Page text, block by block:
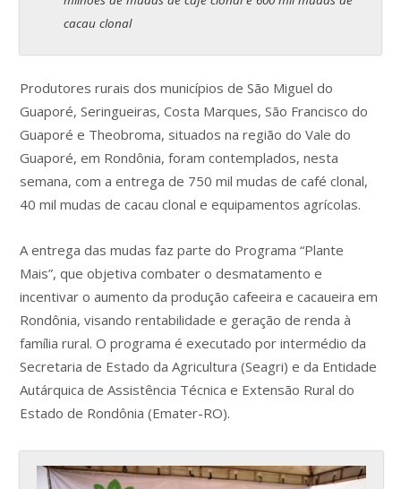
cacau clonal
Produtores rurais dos municípios de São Miguel do
Guaporé, Seringueiras, Costa Marques, São Francisco do
Guaporé e Theobroma, situados na região do Vale do
Guaporé, em Rondônia, foram contemplados, nesta
semana, com a entrega de 750 mil mudas de café clonal,
40 mil mudas de cacau clonal e equipamentos agrícolas.
A entrega das mudas faz parte do Programa “Plante
Mais”, que objetiva combater o desmatamento e
incentivar o aumento da produção cafeeira e cacaueira em
Rondônia, visando rentabilidade e geração de renda à
família rural. O programa é executado por intermédio da
Secretaria de Estado da Agricultura (Seagri) e da Entidade
Autárquica de Assistência Técnica e Extensão Rural do
Estado de Rondônia (Emater-RO).